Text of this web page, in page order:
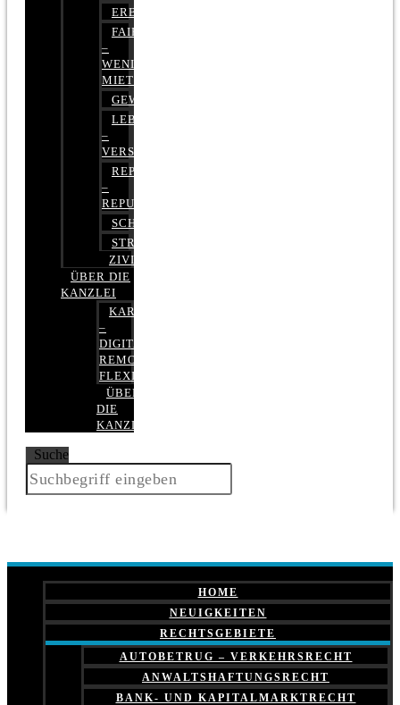
ERBRECHT
FAIRMIETEN
–
WENIGER
MIETE
GEWERBERECHT
LEBENSVERSICHERUNG
–
VERSICHERUNGSRECHT
REPUTATIONSRECHT
–
REPUTATIONSMANAGEMENT
SCHUFARECHT
STRAFRECHT
ZIVILRECHT
ÜBER DIE
KANZLEI
KARRIERE
–
DIGITAL,
REMOTE,
FLEXIBEL
ÜBER
DIE
KANZLEI
Suche
HOME
NEUIGKEITEN
RECHTSGEBIETE
AUTOBETRUG – VERKEHRSRECHT
ANWALTSHAFTUNGSRECHT
BANK- UND KAPITALMARKTRECHT